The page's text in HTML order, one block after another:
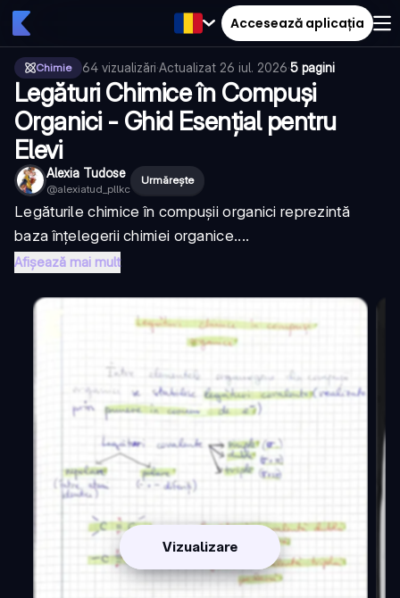
Accesează aplicația
Chimie 64 vizualizări·Actualizat 26 iul. 2026·5 pagini
Legături Chimice în Compuși
Organici - Ghid Esențial pentru
Elevi
Alexia Tudose
@alexiatud_pllkc
Urmărește
Legăturile chimice în compușii organici reprezintă
baza înțelegerii chimiei organice....
Afișează mai mult
Vizualizare